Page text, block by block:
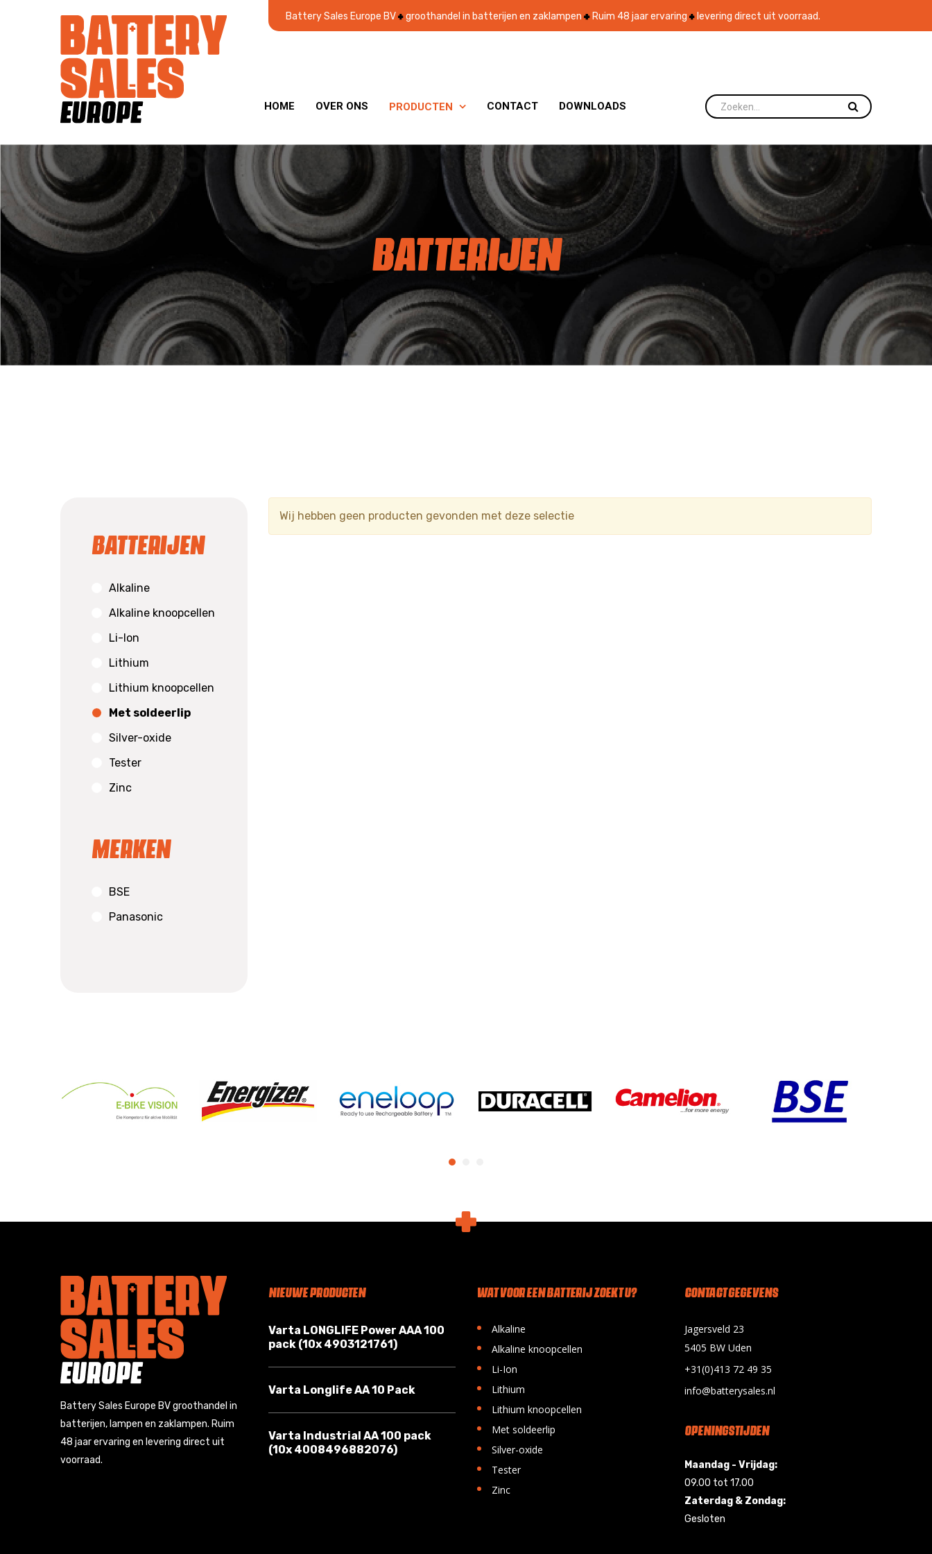
Battery Sales Europe BV groothandel in batterijen en zaklampen Ruim 48 jaar ervaring levering direct uit voorraad.
HOME OVER ONS PRODUCTEN  CONTACT DOWNLOADS
BATTERIJEN
Wij hebben geen producten gevonden met deze selectie
Batterijen
Alkaline
Alkaline knoopcellen
Li-Ion
Lithium
Lithium knoopcellen
Met soldeerlip
Silver-oxide
Tester
Zinc
Merken
BSE
Panasonic
Battery Sales Europe BV groothandel in
batterijen, lampen en zaklampen. Ruim
48 jaar ervaring en levering direct uit
voorraad.
NIEUWE PRODUCTEN
Varta LONGLIFE Power AAA 100
pack (10x 4903121761)
Varta Longlife AA 10 Pack
Varta Industrial AA 100 pack
(10x 4008496882076)
WAT VOOR EEN BATTERIJ ZOEKT U?
• Alkaline
• Alkaline knoopcellen
• Li-Ion
• Lithium
• Lithium knoopcellen
• Met soldeerlip
• Silver-oxide
• Tester
• Zinc
CONTACT GEGEVENS
Jagersveld 23
5405 BW Uden
+31(0)413 72 49 35
info@batterysales.nl
OPENINGSTIJDEN
Maandag - Vrijdag:
09.00 tot 17.00
Zaterdag & Zondag:
Gesloten